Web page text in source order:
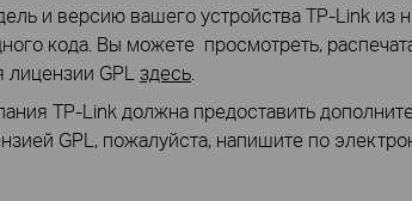
и версию вашего устройства TP-Link из
кода. Вы можете просмотреть,
GPL здесь
TP-Link должна предоставить
GPL, пожалуйста, напишите по